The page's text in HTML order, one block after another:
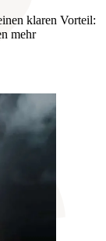
klaren Vorteil:
mehr